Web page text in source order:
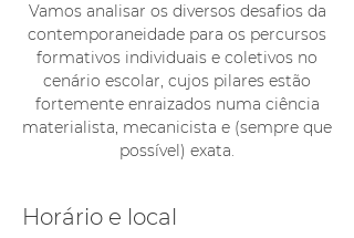
Vamos analisar os diversos desafios da
contemporaneidade para os percursos
formativos individuais e coletivos no
cenário escolar, cujos pilares estão
fortemente enraizados numa ciência
materialista, mecanicista e (sempre que
possível) exata.
Horário e local